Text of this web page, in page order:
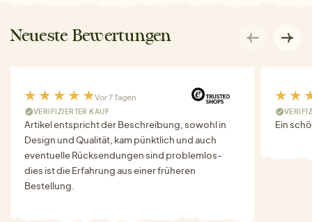
Neueste Bewertungen
Vor 7 Tagen
VERIFIZIERTER KAUF
Artikel entspricht der Beschreibung, sowohl in
Design und Qualität, kam pünktlich und auch
eventuelle Rücksendungen sind problemlos-
dies ist die Erfahrung aus einer früheren
Bestellung.
Ein